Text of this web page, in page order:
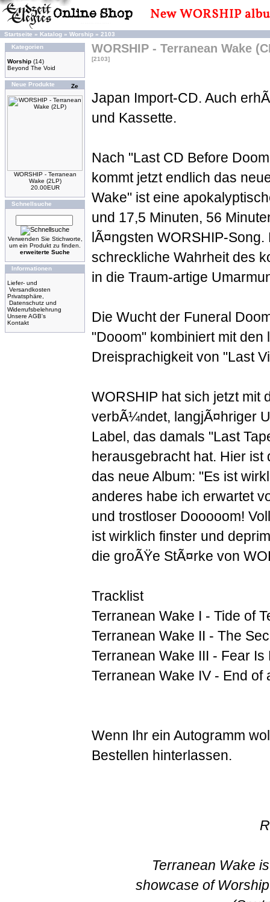
Startseite » Katalog » Worship » 2103
Kategorien
Worship (14)
Beyond The Void
Neue Produkte
WORSHIP - Terranean
Wake (2LP)
20.00EUR
Schnellsuche
Verwenden Sie Stichworte,
um ein Produkt zu finden.
erweiterte Suche
Informationen
Liefer- und
Versandkosten
Privatsphäre,
Datenschutz und
Widerrufsbelehrung
Unsere AGB's
Kontakt
WORSHIP - Terranean Wake
[2103]
Japan Import-CD. Auch
und Kassette.
Nach "Last CD Before
kommt jetzt endlich das
Wake" ist eine
und 17,5 Minuten, 56
lÃ¤ngsten WORSHIP-
schreckliche Wahrheit des
in die Traum-artige
Die Wucht der Funeral
"Dooom" kombiniert mit
Dreisprachigkeit von "Last
WORSHIP hat sich jetzt mit
verbÃ¼ndet, langjÃ¤hriger
Label, das damals "Last
herausgebracht hat. Hier
das neue Album: "Es ist
anderes habe ich erwartet
und trostloser Dooooom!
ist wirklich finster und
die groÃŸe StÃ¤rke von
Tracklist
Terranean Wake I - Tide of
Terranean Wake II - The
Terranean Wake III - Fear Is
Terranean Wake IV - End of
Wenn Ihr ein Autogramm
Bestellen hinterlassen.
Terranean Wake
showcase of